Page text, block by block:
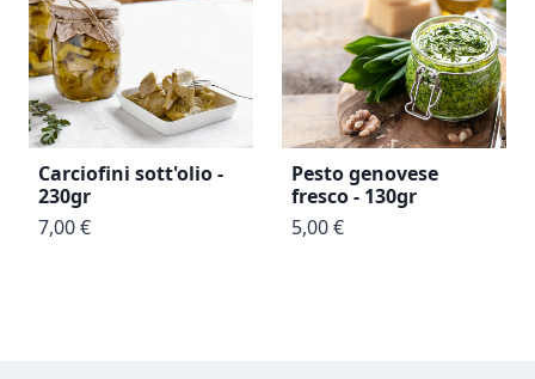
Carciofini sott'olio -
230gr
7,00 €
Pesto genovese
fresco - 130gr
5,00 €